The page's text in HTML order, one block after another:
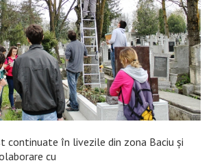
continuate în livezile din zona Baciu și
cu